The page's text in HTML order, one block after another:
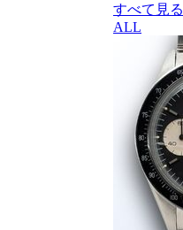
すべて見る
ALL